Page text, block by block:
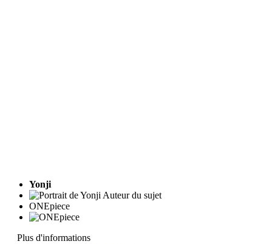
Yonji
Auteur du sujet
ONEpiece
Plus d'informations